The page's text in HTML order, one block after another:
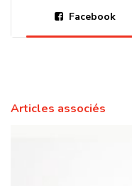
Facebook
Articles associés